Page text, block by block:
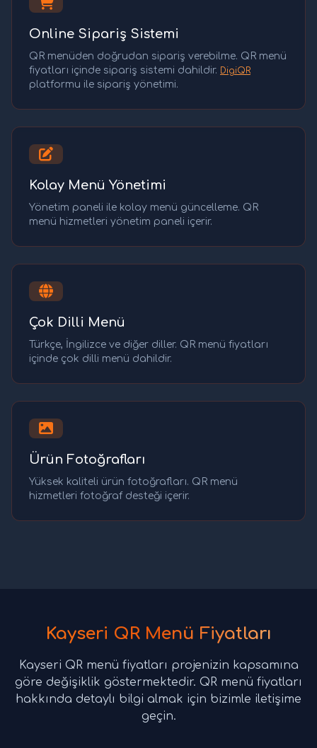
Online Sipariş Sistemi
QR menüden doğrudan sipariş verebilme. QR menü
fiyatları içinde sipariş sistemi dahildir. DigiQR
platformu ile sipariş yönetimi.
Kolay Menü Yönetimi
Yönetim paneli ile kolay menü güncelleme. QR
menü hizmetleri yönetim paneli içerir.
Çok Dilli Menü
Türkçe, İngilizce ve diğer diller. QR menü fiyatları
içinde çok dilli menü dahildir.
Ürün Fotoğrafları
Yüksek kaliteli ürün fotoğrafları. QR menü
hizmetleri fotoğraf desteği içerir.
Kayseri QR Menü Fiyatları
Kayseri QR menü fiyatları projenizin kapsamına
göre değişiklik göstermektedir. QR menü fiyatları
hakkında detaylı bilgi almak için bizimle iletişime
geçin.